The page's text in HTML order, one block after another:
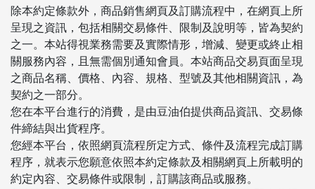
除本約定條款外，商品銷售網頁及訂購流程中，在網頁上所
呈現之資訊，包括相關交易條件、限制及說明等，皆為契約
之一。本站得視業務需要及實際情形，增減、變更或終止相
關服務內容，且無需個別通知會員。本站商品交易頁面呈現
之商品名稱、價格、內容、規格、型號及其他相關資訊，為
契約之一部分。
您在本平台進行的消費，是由豆油伯提供商品資訊、交易條
件締結與出貨程序。
您經本平台，依照網頁流程所定方式、條件及流程完成訂購
程序，就表示您願意依照本約定條款及相關網頁上所載明的
約定內容、交易條件或限制，訂購該商品或服務。